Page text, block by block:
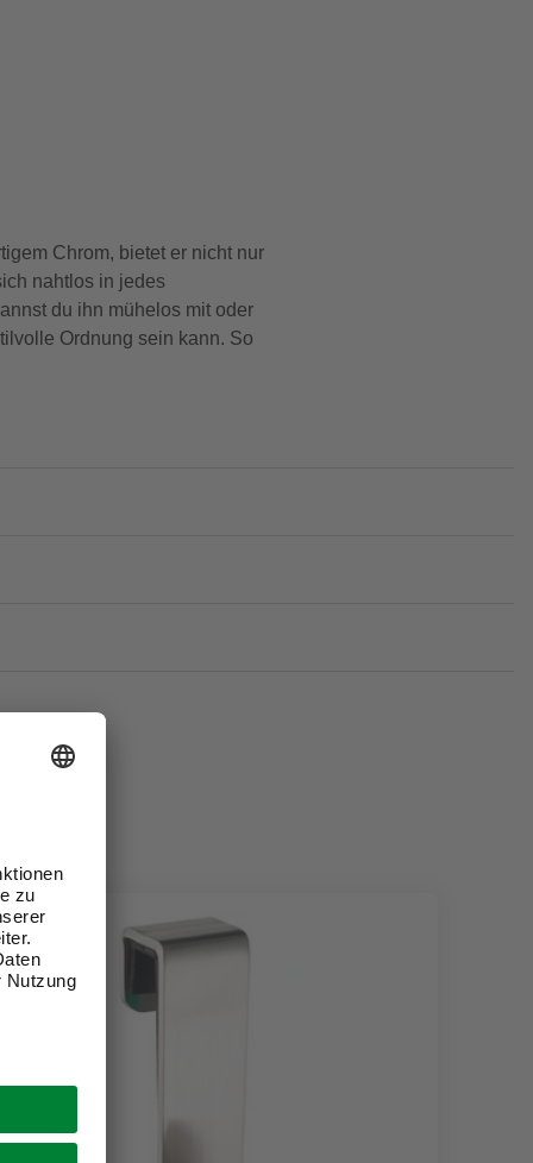
Chrom, bietet er nicht nur
nahtlos in jedes
du ihn mühelos mit oder
Ordnung sein kann. So